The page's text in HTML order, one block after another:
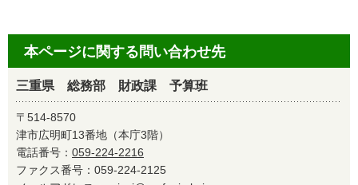
本ページに関する問い合わせ先
三重県 総務部 財政課 予算班
〒514-8570
津市広明町13番地（本庁3階）
電話番号： 059-224-2216
ファクス番号：059-224-2125